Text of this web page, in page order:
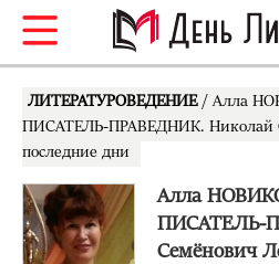
ЛИТЕРАТУРОВЕДЕНИЕ / Алла
ПИСАТЕЛЬ-ПРАВЕДНИК. Николай
последние дни
Алла
ПИСАТЕЛЬ-
Семёнович